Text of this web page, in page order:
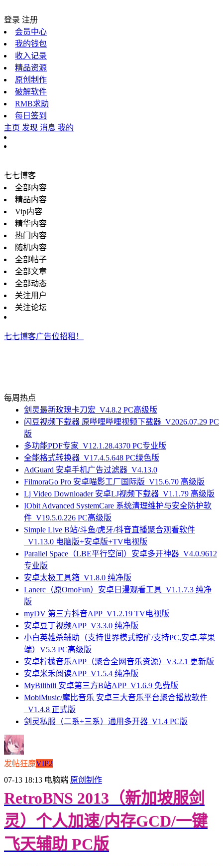
登录 注册
会员中心
我的钱包
收入记录
精品资源
原创制作
破解软件
RMB求助
每日签到
主页 发现 消息 我的
七七博客
全部内容
精品内容
Vip内容
精华内容
热门内容
随机内容
全部帖子
全部文章
全部动态
关注用户
关注论坛
七七博客广告位招租！
每周热点
剑灵最新玫瑰卡刀宏_V4.8.2 PC高级版
闪豆视频下载器 原哔哩哔哩视频下载器_V2026.07.29 PC
版
多功能PDF专家_V12.1.28.4370 PC专业版
全能格式转换器_V17.4.5.648 PC绿色版
AdGuard 安卓手机广告过滤器_V4.13.0
FilmoraGo Pro 安卓喵影工厂国际版_V15.6.70 高级版
Lj Video Downloader 安卓LJ视频下载器_V1.1.79 高级版
IObit Advanced SystemCare 系统清理维护与安全防护软
件_V19.5.0.226 PC高级版
Simple Live B站/斗鱼/虎牙/抖音直播聚合观看软件
_V1.13.0 电脑版+安卓版+TV电视版
Parallel Space（LBE平行空间）安卓多开神器_V4.0.9612
专业版
安卓太极工具箱_V1.8.0 纯净版
Lanerc（原OmoFun）安卓日漫观看工具_V1.1.7.3 纯净
版
myDV 第三方抖音APP_V1.2.19 TV电视版
安卓豆丁视频APP_V3.3.0 纯净版
小白英雄杀辅助（支持世界模式挖矿/支持PC,安卓,苹果
端）V5.3 PC高级版
安卓柠檬音乐APP（聚合全网音乐资源）V3.2.1 更新版
安卓米禾阅读APP_V1.5.4 纯净版
MyBilibili 安卓第三方B站APP_V1.6.9 免费版
MobiMusic/摩比音乐 安卓三大音乐平台聚合播放软件
_V1.4.8 正式版
剑灵私服（二系+三系）通用多开器_V1.4 PC版
发帖狂魔VIP2
07-13 18:13 电脑端 原创制作
RetroBNS 2013（新加坡服剑
灵）个人加速/内存GCD/一键
飞天辅助 PC版